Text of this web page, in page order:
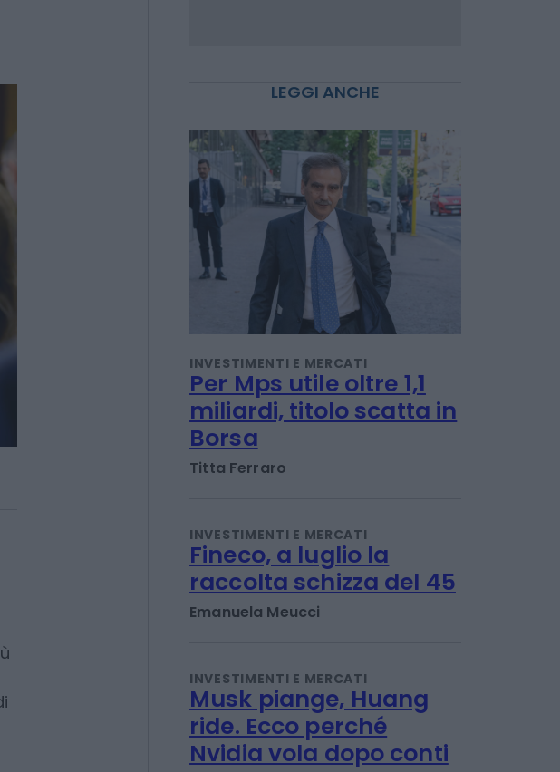
LEGGI ANCHE
INVESTIMENTI E MERCATI
Per Mps utile oltre 1,1
Titta Ferraro
INVESTIMENTI E MERCATI
Emanuela Meucci
INVESTIMENTI E MERCATI